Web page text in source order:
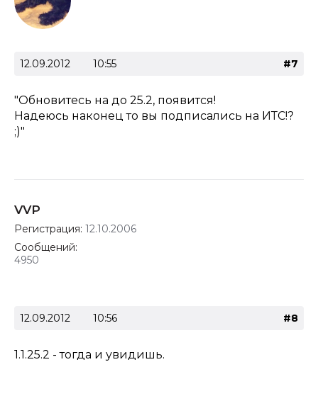
12.09.2012 10:55 #7
"Обновитесь на до 25.2, появится!
Надеюсь наконец то вы подписались на ИТС!?
;)"
VVP
Регистрация: 12.10.2006
Сообщений:
4950
12.09.2012 10:56 #8
1.1.25.2 - тогда и увидишь.